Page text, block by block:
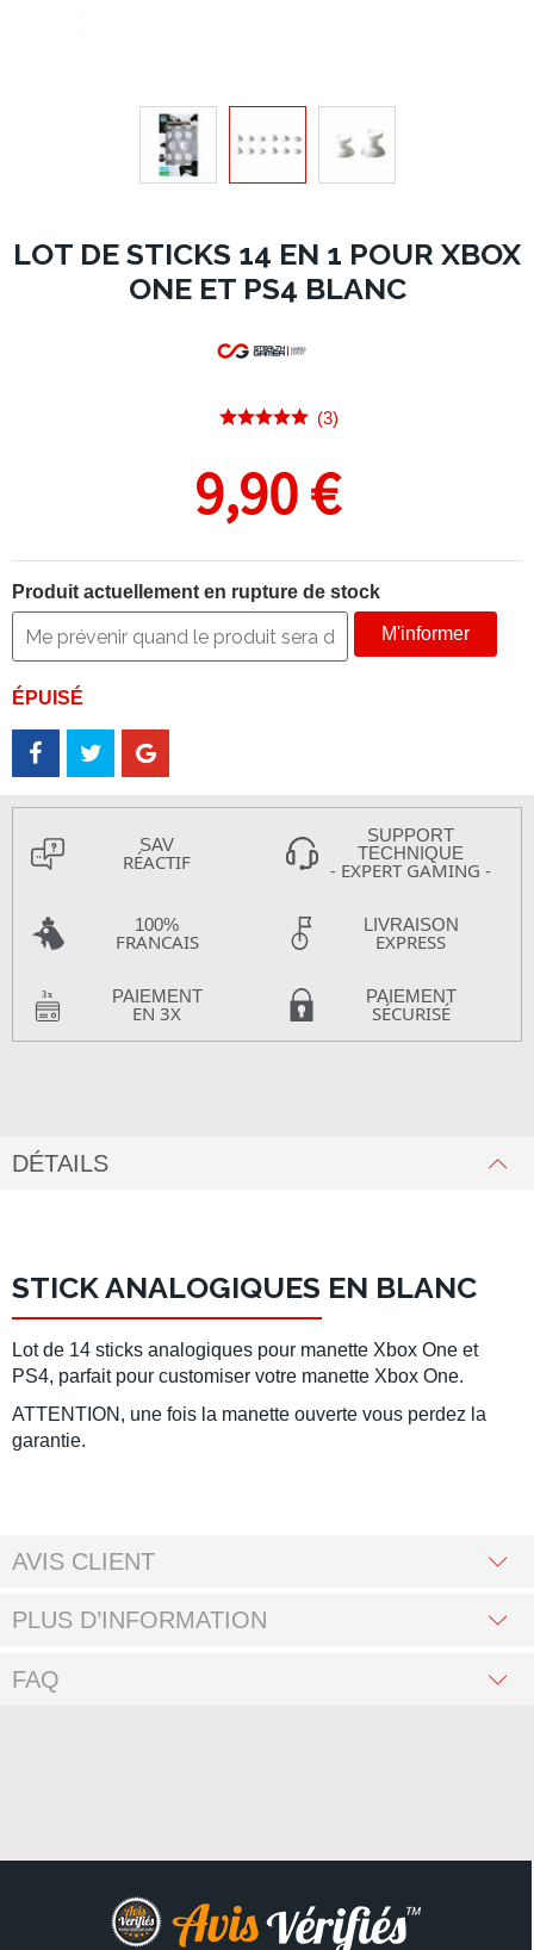
LOT DE STICKS 14 EN 1 POUR XBOX
ONE ET PS4 BLANC
(3)
9,90 €
Produit actuellement en rupture de stock
M'informer
ÉPUISÉ
SAV
RÉACTIF
SUPPORT
TECHNIQUE
- EXPERT GAMING -
100%
FRANCAIS
LIVRAISON
EXPRESS
PAIEMENT
EN 3X
PAIEMENT
SÉCURISÉ
DÉTAILS
STICK ANALOGIQUES EN BLANC
Lot de 14 sticks analogiques pour manette Xbox One et
PS4, parfait pour customiser votre manette Xbox One.
ATTENTION, une fois la manette ouverte vous perdez la
garantie.
AVIS CLIENT
PLUS D’INFORMATION
FAQ